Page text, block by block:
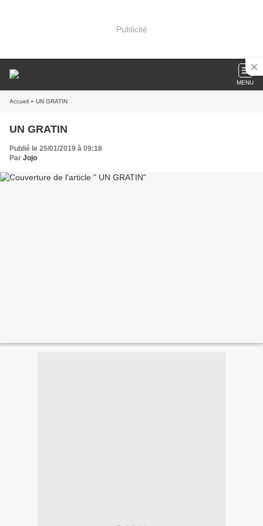
Publicité
MENU
Accueil » UN GRATIN
UN GRATIN
Publié le 25/01/2019 à 09:18
Par Jojo